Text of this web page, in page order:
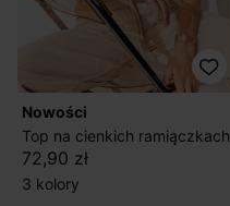
nowości
Top na cienkich ramiączkach
72,90 zł
3 kolory